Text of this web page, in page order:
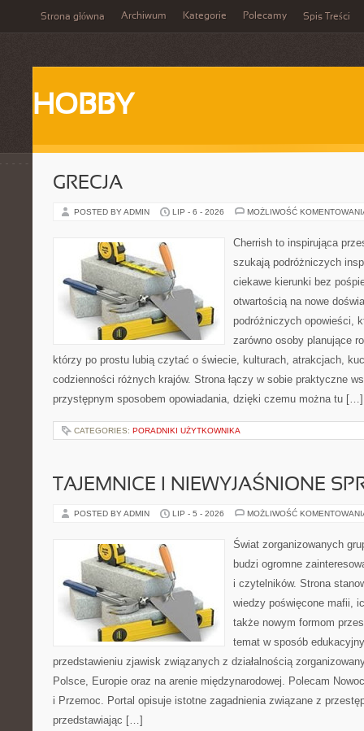
Strona główna Archiwum Kategorie Polecamy Spis Treści
HOBBY
GRECJA
POSTED BY ADMIN LIP - 6 - 2026 MOŻLIWOŚĆ
Cherrish to inspirująca
szukają podróżniczych
ciekawe kierunki bez
otwartością na nowe
podróżniczych opowieści,
zarówno osoby planujące
którzy po prostu lubią czytać o świecie, kulturach, atrakcjach,
codzienności różnych krajów. Strona łączy w sobie praktyczne
przystępnym sposobem opowiadania, dzięki czemu można tu […]
CATEGORIES: PORADNIKI UŻYTKOWNIKA
TAJEMNICE I NIEWYJAŚNIONE
POSTED BY ADMIN LIP - 5 - 2026 MOŻLIWOŚĆ
Świat zorganizowanych
budzi ogromne
i czytelników. Strona
wiedzy poświęcone mafii,
także nowym formom
temat w sposób
przedstawieniu zjawisk związanych z działalnością
Polsce, Europie oraz na arenie międzynarodowej. Polecam
i Przemoc. Portal opisuje istotne zagadnienia związane z
przedstawiając […]